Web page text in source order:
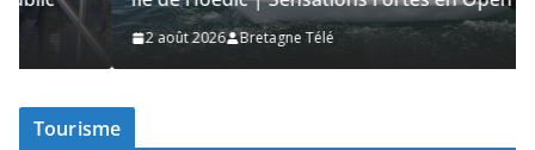
2 août 2026 Bretagne Télé
Tourisme